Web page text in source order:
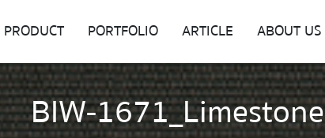
PRODUCT PORTFOLIO ARTICLE ABOUT US
BIW-1671_Limestone